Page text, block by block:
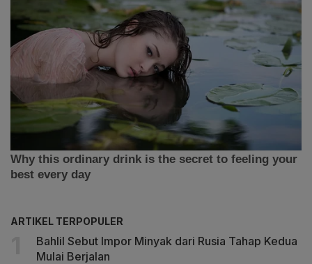
ARTIKEL TERPOPULER
Bahlil Sebut Impor Minyak dari Rusia Tahap Kedua
Mulai Berjalan